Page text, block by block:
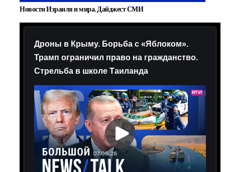
Новости Израиля и мира. Дайджест СМИ